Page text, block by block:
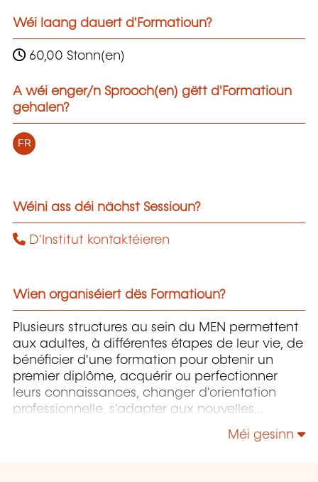
Wéi laang dauert d'Formatioun?
60,00 Stonn(en)
A wéi enger/n Sprooch(en) gëtt d'Formatioun
gehalen?
FR
Wéini ass déi nächst Sessioun?
D'Institut kontaktéieren
Wien organiséiert dës Formatioun?
Plusieurs structures au sein du MEN permettent
aux adultes, à différentes étapes de leur vie, de
bénéficier d'une formation pour obtenir un
premier diplôme, acquérir ou perfectionner
leurs connaissances, changer d'orientation
professionnelle, s'adapter aux nouvelles
technologies, enrichir leur culture personnelle...
Méi gesinn